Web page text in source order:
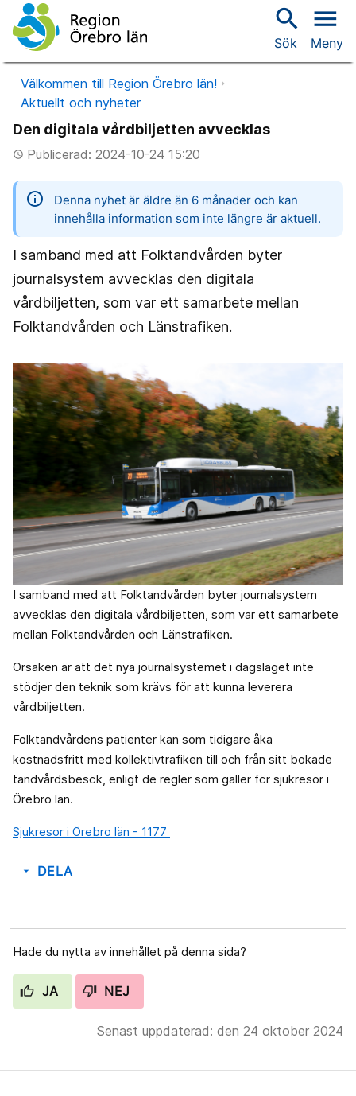
search
Sök
menu
Meny
Välkommen till Region Örebro län!
Aktuellt och nyheter
Den digitala vårdbiljetten avvecklas
access_timePublicerad: 2024-10-24 15:20
information
Denna nyhet är äldre än 6 månader och kan
innehålla information som inte längre är aktuell.
I samband med att Folktandvården byter
journalsystem avvecklas den digitala
vårdbiljetten, som var ett samarbete mellan
Folktandvården och Länstrafiken.
I samband med att Folktandvården byter journalsystem
avvecklas den digitala vårdbiljetten, som var ett samarbete
mellan Folktandvården och Länstrafiken.
Orsaken är att det nya journalsystemet i dagsläget inte
stödjer den teknik som krävs för att kunna leverera
vårdbiljetten.
Folktandvårdens patienter kan som tidigare åka
kostnadsfritt med kollektivtrafiken till och från sitt bokade
tandvårdsbesök, enligt de regler som gäller för sjukresor i
Örebro län.
Sjukresor i Örebro län - 1177
arrow_drop_down DELA
Hade du nytta av innehållet på denna sida?
JA NEJ
Senast uppdaterad: den 24 oktober 2024